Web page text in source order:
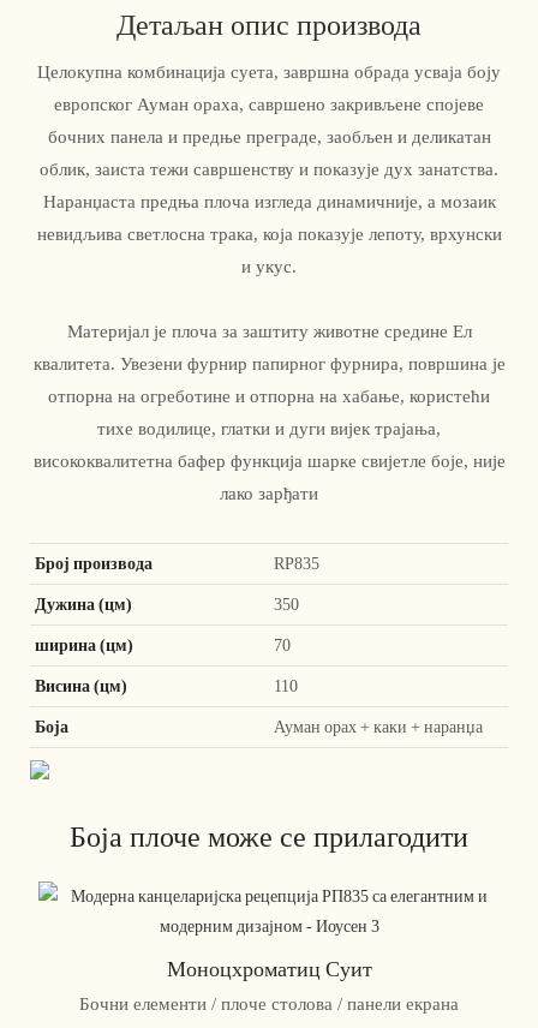
Детаљан опис производа
Целокупна комбинација суета, завршна обрада усваја боју
европског Ауман ораха, савршено закривљене спојеве
бочних панела и предње преграде, заобљен и деликатан
облик, заиста тежи савршенству и показује дух занатства.
Наранџаста предња плоча изгледа динамичније, а мозаик
невидљива светлосна трака, која показује лепоту, врхунски
и укус.
Материјал је плоча за заштиту животне средине Ел
квалитета. Увезени фурнир папирног фурнира, површина је
отпорна на огреботине и отпорна на хабање, користећи
тихе водилице, глатки и дуги вијек трајања,
висококвалитетна бафер функција шарке свијетле боје, није
лако зарђати
Број производа RP835
Дужина (цм) 350
ширина (цм) 70
Висина (цм) 110
Боја Ауман орах + каки + наранџа
Боја плоче може се прилагодити
Моноцхроматиц Суит
Бочни елементи / плоче столова / панели екрана